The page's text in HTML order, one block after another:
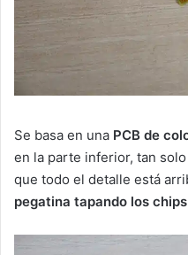
Se basa en una PCB de
en la parte inferior, tan
que todo el detalle está
pegatina tapando los